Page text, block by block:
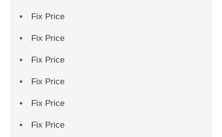
Fix Price
Fix Price
Fix Price
Fix Price
Fix Price
Fix Price